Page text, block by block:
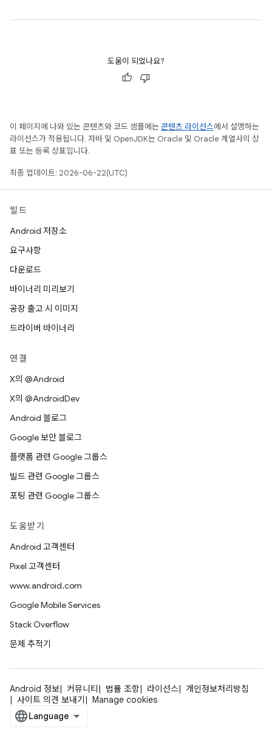
도움이 되었나요?
이 페이지에 나와 있는 콘텐츠와 코드 샘플에는 콘텐츠 라이선스에서 설명하는
라이선스가 적용됩니다. 자바 및 OpenJDK는 Oracle 및 Oracle 계열사의 상
표 또는 등록 상표입니다.
최종 업데이트: 2026-06-22(UTC)
빌드
Android 저장소
요구사항
다운로드
바이너리 미리보기
공장 출고 시 이미지
드라이버 바이너리
연결
X의 @Android
X의 @AndroidDev
Android 블로그
Google 보안 블로그
플랫폼 관련 Google 그룹스
빌드 관련 Google 그룹스
포팅 관련 Google 그룹스
도움받기
Android 고객센터
Pixel 고객센터
www.android.com
Google Mobile Services
Stack Overflow
문제 추적기
Android 정보 커뮤니티 법률 조항 라이선스
개인정보처리방침
사이트 의견 보내기
Manage cookies